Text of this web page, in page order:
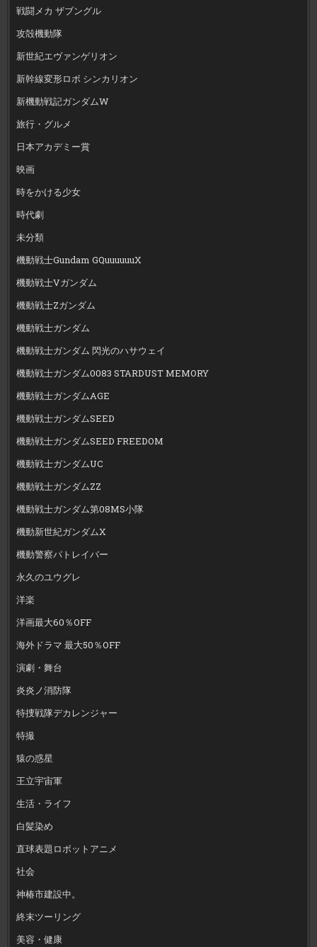
戦闘メカ ザブングル
攻殻機動隊
新世紀エヴァンゲリオン
新幹線変形ロボ シンカリオン
新機動戦記ガンダムW
旅行・グルメ
日本アカデミー賞
映画
時をかける少女
時代劇
未分類
機動戦士Gundam GQuuuuuuX
機動戦士Vガンダム
機動戦士Zガンダム
機動戦士ガンダム
機動戦士ガンダム 閃光のハサウェイ
機動戦士ガンダム0083 STARDUST MEMORY
機動戦士ガンダムAGE
機動戦士ガンダムSEED
機動戦士ガンダムSEED FREEDOM
機動戦士ガンダムUC
機動戦士ガンダムZZ
機動戦士ガンダム第08MS小隊
機動新世紀ガンダムX
機動警察パトレイバー
永久のユウグレ
洋楽
洋画最大60％OFF
海外ドラマ 最大50％OFF
演劇・舞台
炎炎ノ消防隊
特捜戦隊デカレンジャー
特撮
猿の惑星
王立宇宙軍
生活・ライフ
白髪染め
直球表題ロボットアニメ
社会
神椿市建設中。
終末ツーリング
美容・健康